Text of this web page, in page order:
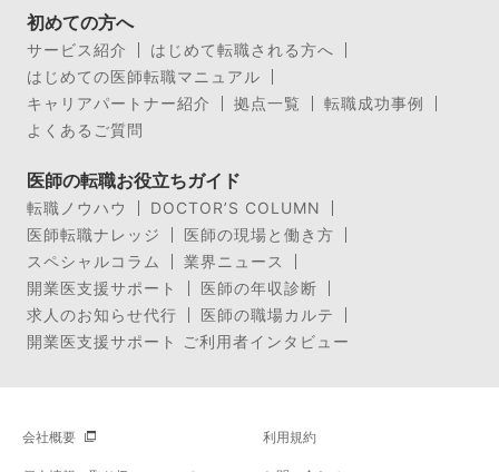
初めての方へ
サービス紹介
はじめて転職される方へ
はじめての医師転職マニュアル
キャリアパートナー紹介
拠点一覧
転職成功事例
よくあるご質問
医師の転職お役立ちガイド
転職ノウハウ
DOCTOR’S COLUMN
医師転職ナレッジ
医師の現場と働き方
スペシャルコラム
業界ニュース
開業医支援サポート
医師の年収診断
求人のお知らせ代行
医師の職場カルテ
開業医支援サポート ご利用者インタビュー
会社概要 利用規約